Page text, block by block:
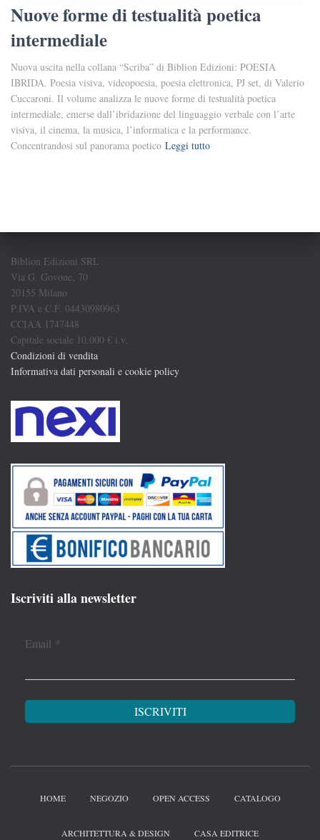
Nuove forme di testualità poetica
intermediale
Nuova uscita nella collana “Scriba” di Biblion Edizioni: POESIA
IBRIDA. Poesia visiva, videopoesia, poesia elettronica, PJ set, di Valerio
Cuccaroni. Il volume analizza le nuove forme di testualità poetica
intermediale, emerse dall’ibridazione del linguaggio verbale con l’arte
visiva, il cinema, la musica, l’informatica e la performance.
Concentrandosi sul panorama poetico Leggi tutto
Biblion Edizioni SRL
Via G. Govone, 70
20155 Milano
P.IVA e C.F. 04430980963
CCIAA 1747448
Capitale sociale 10.000 € i.v.
Condizioni di vendita
Informativa dati personali e cookie policy
Iscriviti alla newsletter
Email *
HOME NEGOZIO OPEN ACCESS CATALOGO
ARCHITETTURA & DESIGN CASA EDITRICE